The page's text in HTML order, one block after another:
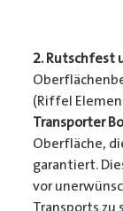
2. Rutschfest
(Riffel
Transporter
Oberfläche,
garantiert.
vor
Transports zu